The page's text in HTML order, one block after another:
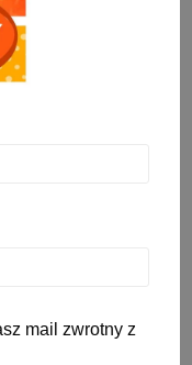
ze względu
cały rok.
na jeden
mail zwrotny z